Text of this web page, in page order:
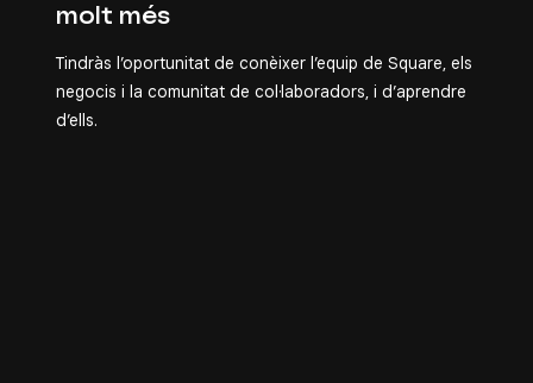
molt més
Tindràs l’oportunitat de conèixer l’equip de Square, els
negocis i la comunitat de col·laboradors, i d’aprendre
d’ells.